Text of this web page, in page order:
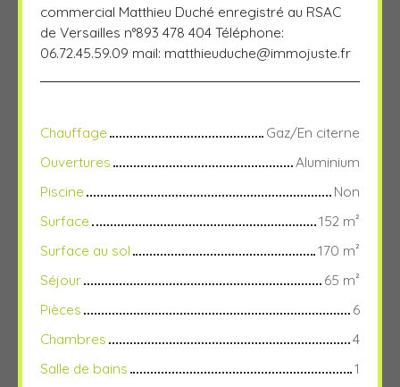
commercial Matthieu Duché enregistré au RSAC
de Versailles n°893 478 404 Téléphone:
06.72.45.59.09 mail: matthieuduche@immojuste.fr
Chauffage
Gaz/En citerne
Ouvertures
Aluminium
Piscine
Non
Surface
152 m²
Surface au sol
170 m²
Séjour
65 m²
Pièces
6
Chambres
4
Salle de bains
1